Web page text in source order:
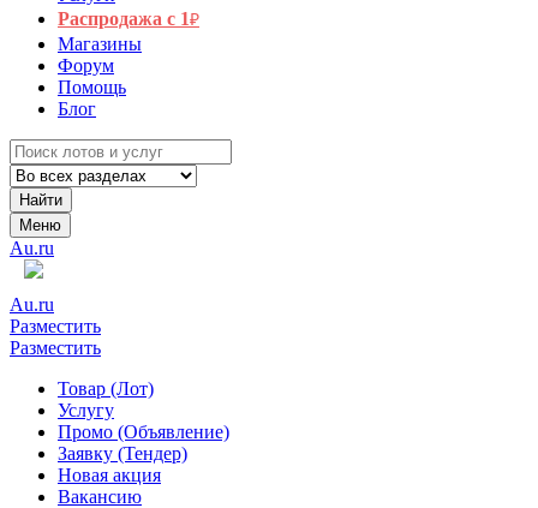
Распродажа с 1₽
Магазины
Форум
Помощь
Блог
Найти
Меню
Au.ru
Au.ru
Разместить
Разместить
Товар (Лот)
Услугу
Промо (Объявление)
Заявку (Тендер)
Новая акция
Вакансию